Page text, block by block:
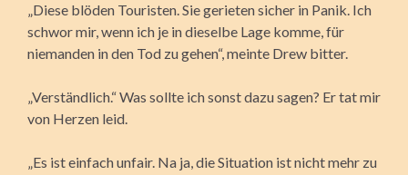
„Diese blöden Touristen. Sie gerieten sicher in Panik. Ich
schwor mir, wenn ich je in dieselbe Lage komme, für
niemanden in den Tod zu gehen“, meinte Drew bitter.
„Verständlich.“ Was sollte ich sonst dazu sagen? Er tat mir
von Herzen leid.
„Es ist einfach unfair. Na ja, die Situation ist nicht mehr zu